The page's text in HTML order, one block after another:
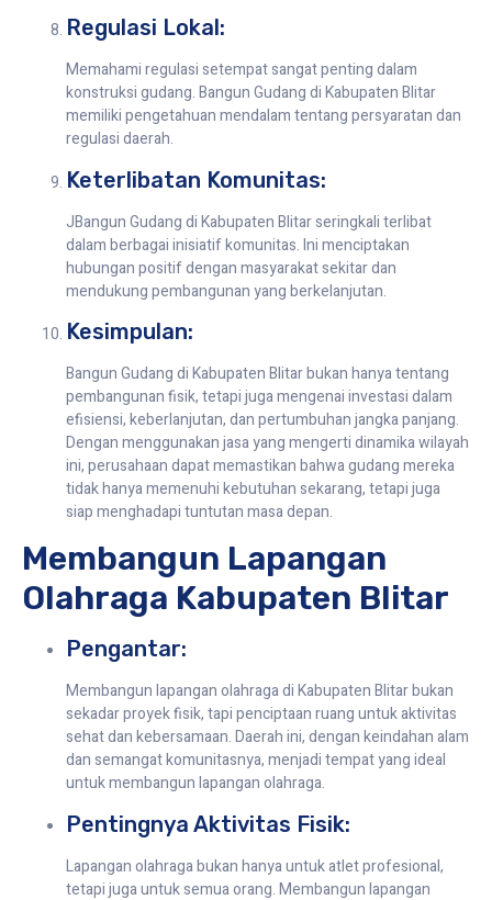
Regulasi Lokal:
Memahami regulasi setempat sangat penting dalam
konstruksi gudang. Bangun Gudang di Kabupaten Blitar
memiliki pengetahuan mendalam tentang persyaratan dan
regulasi daerah.
Keterlibatan Komunitas:
JBangun Gudang di Kabupaten Blitar seringkali terlibat
dalam berbagai inisiatif komunitas. Ini menciptakan
hubungan positif dengan masyarakat sekitar dan
mendukung pembangunan yang berkelanjutan.
Kesimpulan:
Bangun Gudang di Kabupaten Blitar bukan hanya tentang
pembangunan fisik, tetapi juga mengenai investasi dalam
efisiensi, keberlanjutan, dan pertumbuhan jangka panjang.
Dengan menggunakan jasa yang mengerti dinamika wilayah
ini, perusahaan dapat memastikan bahwa gudang mereka
tidak hanya memenuhi kebutuhan sekarang, tetapi juga
siap menghadapi tuntutan masa depan.
Membangun Lapangan
Olahraga Kabupaten Blitar
Pengantar:
Membangun lapangan olahraga di Kabupaten Blitar bukan
sekadar proyek fisik, tapi penciptaan ruang untuk aktivitas
sehat dan kebersamaan. Daerah ini, dengan keindahan alam
dan semangat komunitasnya, menjadi tempat yang ideal
untuk membangun lapangan olahraga.
Pentingnya Aktivitas Fisik:
Lapangan olahraga bukan hanya untuk atlet profesional,
tetapi juga untuk semua orang. Membangun lapangan